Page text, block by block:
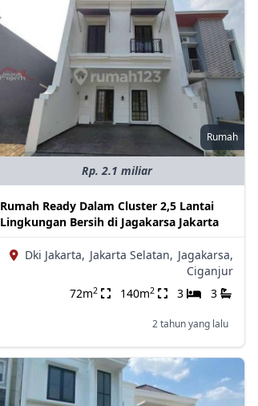
Rumah
Rp. 2.1 miliar
Rumah Ready Dalam Cluster 2,5 Lantai
Lingkungan Bersih di Jagakarsa Jakarta
Dki Jakarta, Jakarta Selatan, Jagakarsa,
Ciganjur
72m2 140m2 3 3
2 tahun yang lalu